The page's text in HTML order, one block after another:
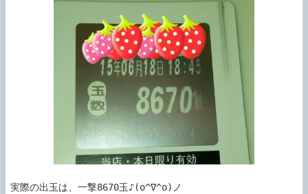
実際の出玉は、一撃8670玉♪(o^∇^o)ノ